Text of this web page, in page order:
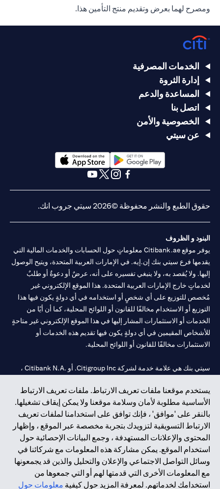
ومصرح لهما بعرض وتقديم منتج التأمين هذا.
يستخدم موقعنا ملفات تعريف الارتباط. ملفات تعريف الارتباط
الأساسية مطلوبة لأمان وسلامة موقعنا ولا يمكن إيقاف تشغيلها.
بالنقر على 'موافق' ، فإنك توافق على استخدامنا لملفات تعريف
الارتباط التسويقية لتزويدك بتجربة مخصصة عبر الموقع ، وإظهار
المحتوى والإعلانات المستهدفة ، وجمع البيانات الإحصائية حول
استخدام الموقع. يمكن مشاركة هذه المعلومات مع شركائنا في
وسائل التواصل الاجتماعي والإعلان والتحليل والذين قد يجمعونها
مع المعلومات الأخرى التي قدمتها لهم أو التي جمعوها من
استخدامك لخدماتهم. لمعرفة المزيد حول كيفية معلومات حول
الخدمات المصرفية
إدارة الثروة
المساعدة والدعم
اتصل بنا
الخصوصية والأمن
عن سيتي
(opens in a new tab)
حقوق الطبع والنشر محفوظة ©2026 سيتي جروب انك.
البنود و الظروف
يوفر موقع Citibank.ae معلوماتٍ حول الحسابات والخدمات المالية التي
يقدمها فرع سيتي بنك إن.إيه. في الإمارات العربية المتحدة، ويتيح الوصول
إليها. ولا يُقصد به، ولا ينبغي تفسيره على أنه، عرضٌ أو دعوةٌ أو طلبٌ
لخدماتٍ خارج الإمارات العربية المتحدة. هذا الموقع الإلكتروني غير
مُخصص للتوزيع على أي شخصٍ أو استخدامه في أي دولةٍ يكون فيها هذا
التوزيع أو الاستخدام مخالفًا للقانون أو اللوائح المحلية، كما أن أيًا من
الخدمات أو الاستثمارات المشار إليها في هذا الموقع الإلكتروني غير متاحةٍ
للأشخاص المقيمين في أي دولةٍ يكون فيها تقديم هذه الخدمات أو
الاستثمارات مخالفًا للقانون أو اللوائح المحلية.
سيتي بنك هي علامة خدمة لشركة Citigroup Inc. أو .Citibank N.A ،
سيتي بنك إن. إيه. الإمارات مسجل لدى مصرف الإمارات المركزي تحت
أرقام التراخيص 202563 لفرع الوصل في دبي، 531989 لفرع مول
الإمارات في دبي، وCN-1002019لفرع أبوظبي. هاتف: 4000 311 04.
فرع سيتي بنك إن إيه - الإمارات العربية المتحدة مرخص من مصرف
الإمارات العربية المتحدة المركزي كفرع لبنك أجنبي.
سيتي بنك إن إيه الإمارات العربية المتحدة مرخص من هيئة الأوراق المالية
والسلع في الإمارات العربية المتحدة ("SCA") للقيام بالنشاط المالي لـ أ)
الاستشارات المالية والتعريف والترويج بموجب ترخيص رقم